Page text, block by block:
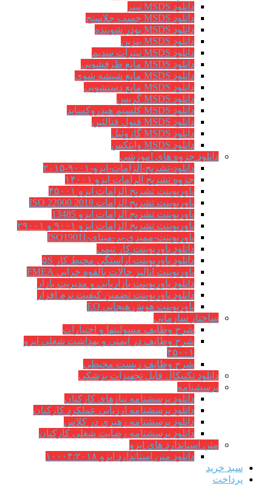
دانلود MSDS تینر
دانلود MSDS چسب جلاسنج
دانلود MSDS پودر شوینده
دانلود MSDS بنزین
دانلود MSDS نیترات سدیم
دانلود MSDS مایع ظرفشویی
دانلود MSDS مایع شیشه شوی
دانلود MSDS مایع دستشویی
دانلود MSDS گریس
دانلود MSDS کلسیم هیدروکساید
دانلود MSDS فنول فتالئین
دانلود MSDS گازوئیل
دانلود MSDS وایتکس
دانلود جزوه های آموزشی
دانلود-تشریح-الزامات-ایزو-۹۰۰۱-۲۰۱۵
جزوه تشریح الزامات ایزو ۱۴۰۰۱
پاورپوینت تشریح الزامات ایزو ۴۵۰۰۱
پاورپوینت تشریح الزامات ISO 22000 2018
پاورپوینت تشریح الزامات ایزو 13485
پاورپوینت تشریح الزامات ایزو ۹۰۰۱ و ۲۹۰۰۱
پاورپوینت-ممیزی-بر-مبنای-ISO19011
دانلود پاورپوینت کار تیمی
دانلود پاورپوینت آراستگی محیط کار ۵S
پاورپوینت آنالیز حالات بالقوه خرابی FMEA
دانلود پاورپوینت بازاریابی و مدیریت بازار
دانلود پاورپوینت تضمین کیفیت نرم افزار
پاورپوینت هوش هیجانی EQ
ساختار سازمانی
شرح وظايف مسوليتها و اختيارات
شرح وظایف در ایمنی و بهداشت شغلی ایزو
۴۵۰۰۱
شرح وظایف زیست محیطی
دانلود تکنیکال فایل تجهیزات پزشکی
پرسشنامه
دانلود پرسشنامه نیازهای کارکنان
دانلود پرسشنامه ارزیابی عملکرد کارکنان
دانلود پرسشنامه رهبری در کلاس
دانلود پرسشنامه رضایت شغلی کارکنان
متن استاندارد های ایزو
دانلود متن استاندارد ایزو ۱۰۰۰۴:۲۰۱۸
سبد خرید
پرداخت